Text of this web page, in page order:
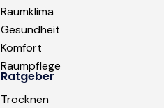
Raumklima
Gesundheit
Komfort
Raumpflege
Ratgeber
Trocknen